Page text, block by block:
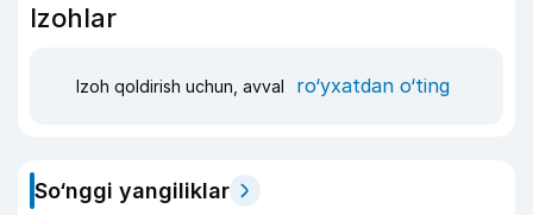
Izohlar
Izoh qoldirish uchun, avval ro‘yxatdan o‘ting
So‘nggi yangiliklar